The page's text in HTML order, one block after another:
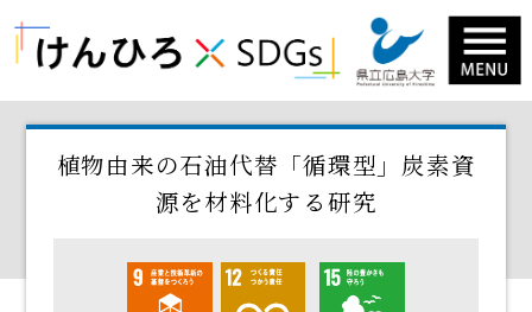
けんひろ×SDGs HOME
学長挨拶
カテゴリから取り組みを探す
2．飢餓をゼロに
植物由来の石油代替「循環型」炭素資
源を材料化する研究